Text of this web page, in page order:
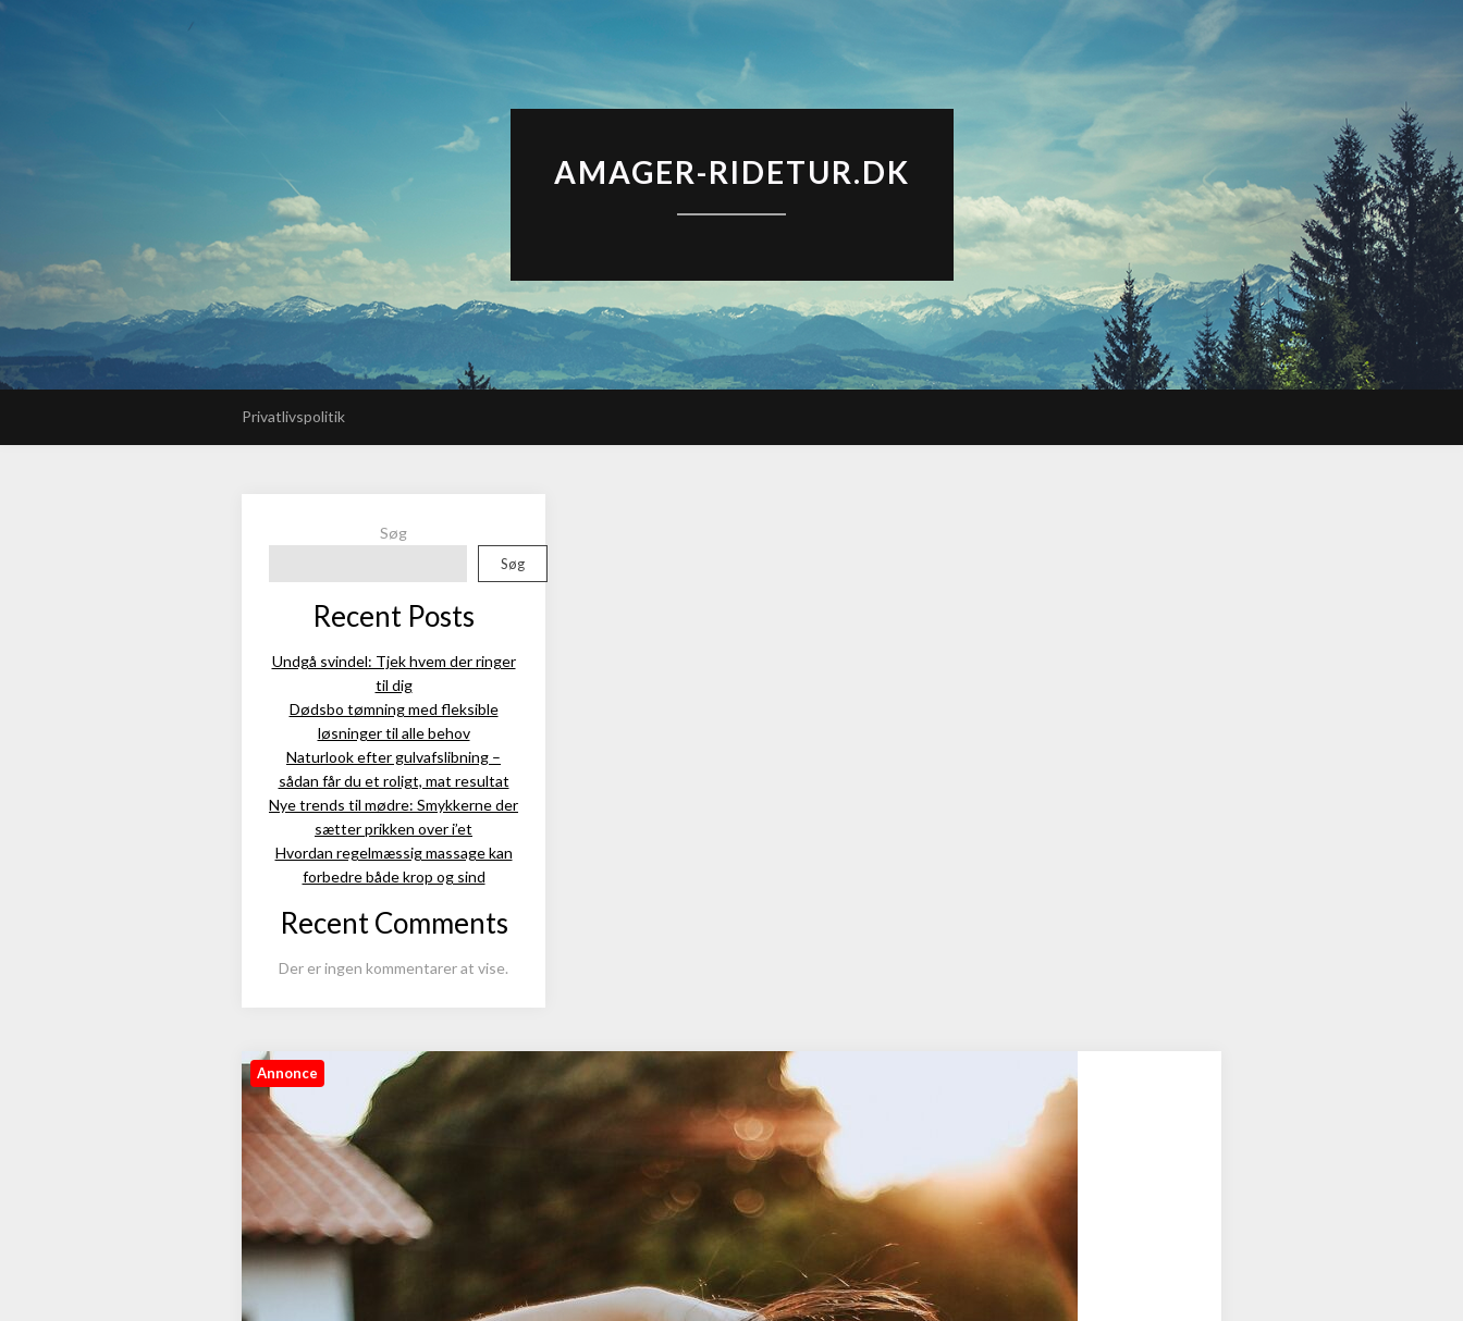
AMAGER-RIDETUR.DK
Privatlivspolitik
Søg
Søg
Recent Posts
Undgå svindel: Tjek hvem der ringer
til dig
Dødsbo tømning med fleksible
løsninger til alle behov
Naturlook efter gulvafslibning –
sådan får du et roligt, mat resultat
Nye trends til mødre: Smykkerne der
sætter prikken over i’et
Hvordan regelmæssig massage kan
forbedre både krop og sind
Recent Comments
Der er ingen kommentarer at vise.
Annonce